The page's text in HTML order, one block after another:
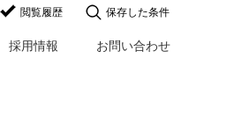
閲覧履歴 保存した条件
採用情報 お問い合わせ